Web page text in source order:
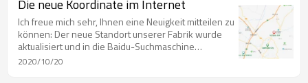
Produktpreis im Voraus.
Die neue Koordinate im Internet
Ich freue mich sehr, Ihnen eine Neuigkeit mitteilen zu
können: Der neue Standort unserer Fabrik wurde
aktualisiert und in die Baidu-Suchmaschine
aufgenommen. Sie finden uns, indem Sie den drei
2020/10/20